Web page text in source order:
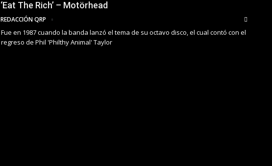
‘Eat The Rich’ – Motörhead
REDACCIÓN QRP
Fue en 1987 cuando la banda lanzó el tema de su octavo disco, el cual contó con el
regreso de Phil 'Philthy Animal' Taylor